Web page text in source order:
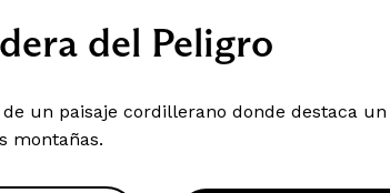
del Peligro
de un paisaje cordillerano donde destaca
montañas.